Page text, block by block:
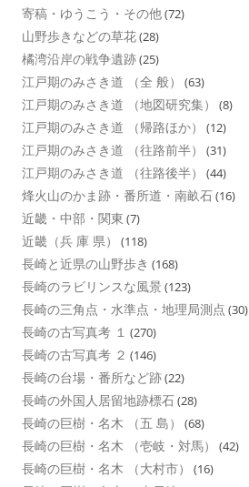
寄稿・ゆうこう・その他(72)
山野歩きなどの草花(28)
橘湾沿岸の戦争遺跡(25)
江戸期のみさき道 （全 般） (63)
江戸期のみさき道 （地図研究集） (8)
江戸期のみさき道 （帰路ほか） (12)
江戸期のみさき道 （往路前半） (31)
江戸期のみさき道 （往路後半） (44)
烽火山のかま跡・番所道・南畝石(16)
近畿・中部・関東 (7)
近畿（兵 庫 県） (118)
長崎と近県の山野歩き (168)
長崎のラビリンスな風景 (123)
長崎の三角点・水準点・地理局測点 (30)
長崎の古写真考 １ (270)
長崎の古写真考 ２ (146)
長崎の台場・番所など跡(22)
長崎の外国人居留地跡標石(28)
長崎の巨樹・名木 （五 島） (68)
長崎の巨樹・名木 （壱岐・対馬） (42)
長崎の巨樹・名木 （大村市） (16)